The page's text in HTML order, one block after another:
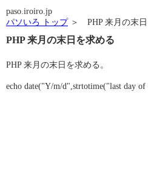
paso.iroiro.jp
パソいろ トップ＞ PHP 来月の末日
PHP 来月の末日を求める
PHP 来月の末日を求める。
echo date("Y/m/d",strtotime("last day